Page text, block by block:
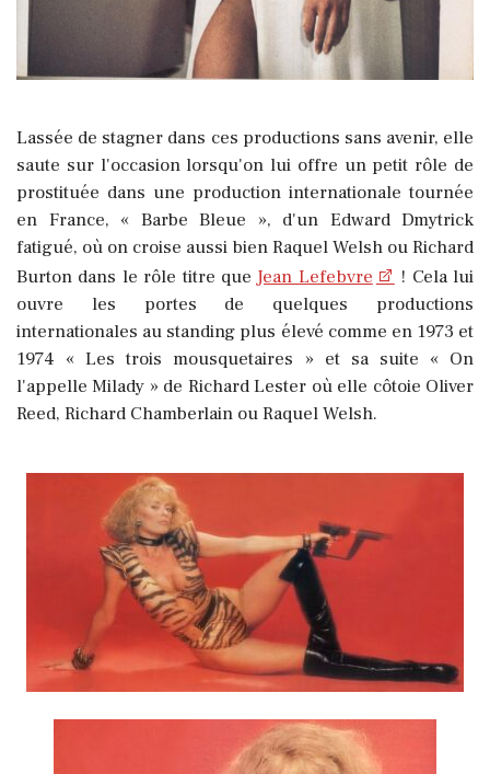
Lassée de stagner dans ces productions sans avenir, elle
saute sur l'occasion lorsqu'on lui offre un petit rôle de
prostituée dans une production internationale tournée
en France, « Barbe Bleue », d'un Edward Dmytrick
fatigué, où on croise aussi bien Raquel Welsh ou Richard
Burton dans le rôle titre queJean Lefebvre
! Cela lui
ouvre les portes de quelques productions
internationales au standing plus élevé comme en 1973 et
1974 « Les trois mousquetaires » et sa suite « On
l'appelle Milady » de Richard Lester où elle côtoie Oliver
Reed, Richard Chamberlain ou Raquel Welsh.